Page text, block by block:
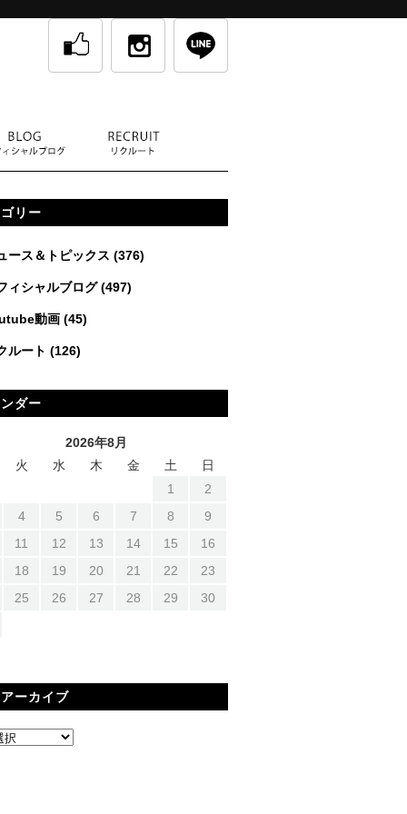
リー
ース＆トピックス (376)
ィシャルブログ(497)
動画 (45)
ルート (126)
ダー
2026年8月
火
水 木 金 土
日
1
2
4
5 6 7 8
9
11
12 13 14 15
16
18
19 20 21 22
23
25
26 27 28 29 30
ーカイブ